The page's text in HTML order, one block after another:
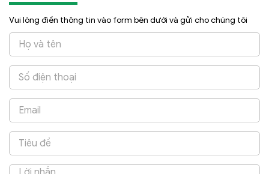
Vui lòng điền thông tin vào form bên dưới và gửi cho chúng tôi